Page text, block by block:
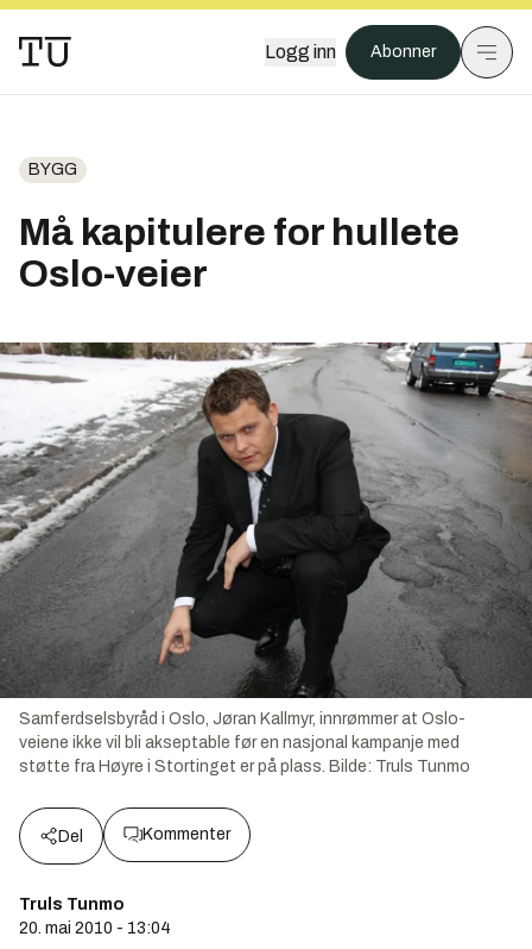
Logg inn Abonner
BYGG
Må kapitulere for hullete
Oslo-veier
Samferdselsbyråd i Oslo, Jøran Kallmyr, innrømmer at Oslo-
veiene ikke vil bli akseptable før en nasjonal kampanje med
støtte fra Høyre i Stortinget er på plass. Bilde: Truls Tunmo
Del Kommenter
Truls Tunmo
20. mai 2010 - 13:04